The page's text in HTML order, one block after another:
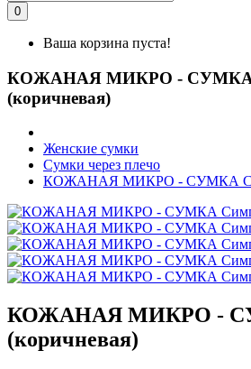
0
Ваша корзина пуста!
КОЖАНАЯ МИКРО - СУМКА
(коричневая)
Женские сумки
Сумки через плечо
КОЖАНАЯ МИКРО - СУМКА
КОЖАНАЯ МИКРО -
(коричневая)